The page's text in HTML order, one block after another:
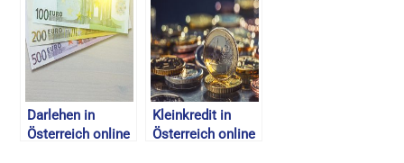
Online Kredit
Vergleich –
August 2026
Onlinekredit –
Ablauf/Anleitung
– 2026
Darlehen in
Österreich online
Kleinkredit in
Österreich online